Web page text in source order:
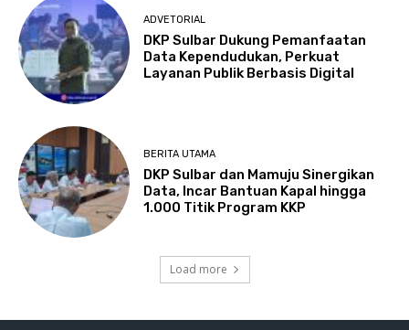
ADVETORIAL
DKP Sulbar Dukung Pemanfaatan
Data Kependudukan, Perkuat
Layanan Publik Berbasis Digital
BERITA UTAMA
DKP Sulbar dan Mamuju Sinergikan
Data, Incar Bantuan Kapal hingga
1.000 Titik Program KKP
Load more